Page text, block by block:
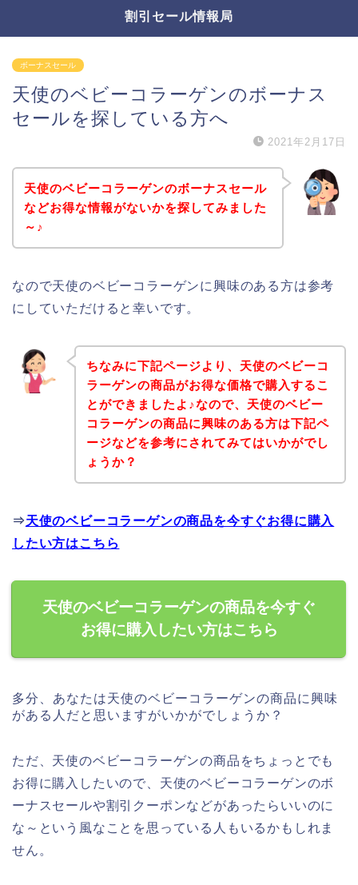
割引セール情報局
ボーナスセール
天使のベビーコラーゲンのボーナス
セールを探している方へ
2021年2月17日
天使のベビーコラーゲンのボーナスセール
などお得な情報がないかを探してみました
～♪
なので天使のベビーコラーゲンに興味のある方は参考
にしていただけると幸いです。
ちなみに下記ページより、天使のベビーコ
ラーゲンの商品がお得な価格で購入するこ
とができましたよ♪なので、天使のベビー
コラーゲンの商品に興味のある方は下記ペ
ージなどを参考にされてみてはいかがでし
ょうか？
⇒天使のベビーコラーゲンの商品を今すぐお得に購入
したい方はこちら
天使のベビーコラーゲンの商品を今すぐ
お得に購入したい方はこちら
多分、あなたは天使のベビーコラーゲンの商品に興味
がある人だと思いますがいかがでしょうか？
ただ、天使のベビーコラーゲンの商品をちょっとでも
お得に購入したいので、天使のベビーコラーゲンのボ
ーナスセールや割引クーポンなどがあったらいいのに
な～という風なことを思っている人もいるかもしれま
せん。